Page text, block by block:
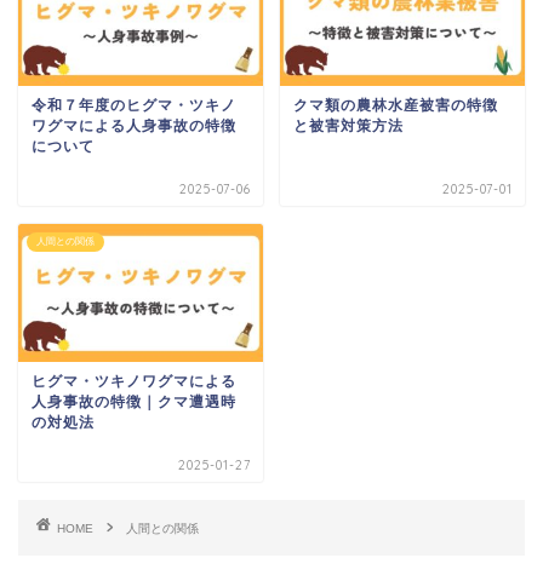
令和７年度のヒグマ・ツキノ
ワグマによる人身事故の特徴
について
2025-07-06
クマ類の農林水産被害の特徴
と被害対策方法
2025-07-01
人間との関係
ヒグマ・ツキノワグマによる
人身事故の特徴｜クマ遭遇時
の対処法
2025-01-27
HOME 人間との関係